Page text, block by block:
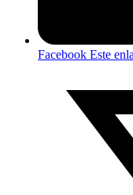
Facebook Este